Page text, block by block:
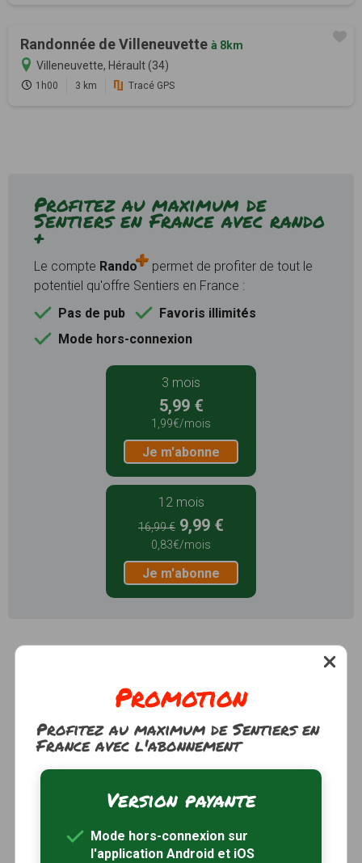
Randonnée de Villeneuvette à 8km
Villeneuvette, Hérault (34)
1h00 3 km Tracé GPS
Profitez au maximum de
Sentiers en France avec rando
+
Le compte Rando
permet de profiter de tout le
potentiel qu'offre Sentiers en France :
Pas de pub
Favoris illimités
Mode hors-connexion
3 mois
5,99 €
1,99€/mois
Je m'abonne
12 mois
16,99 € 9,99 €
0,83€/mois
Je m'abonne
Promotion
Profitez au maximum de Sentiers en
France avec l'abonnement
Version payante
Mode hors-connexion sur
l'application Android et iOS